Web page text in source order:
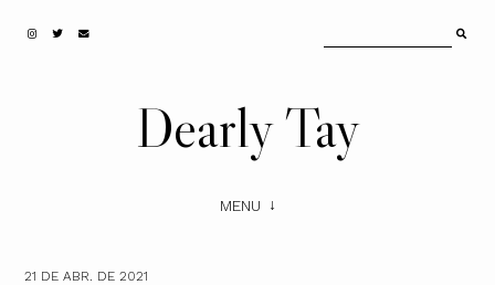
Dearly Tay
MENU
21 DE ABR. DE 2021